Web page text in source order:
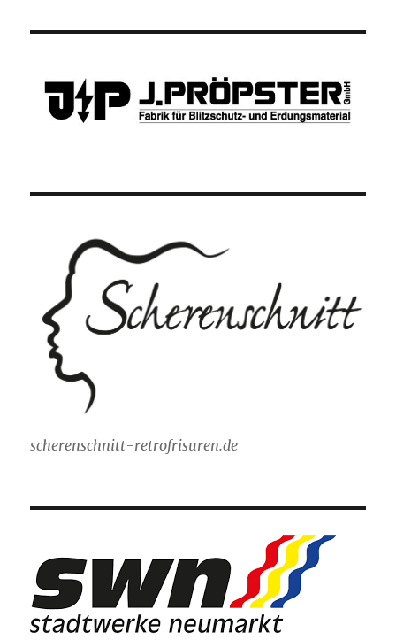
scherenschnitt-retrofrisuren.de